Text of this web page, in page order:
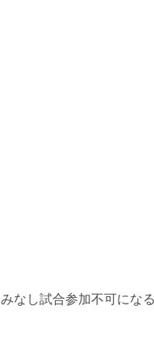
し試合参加不可になる